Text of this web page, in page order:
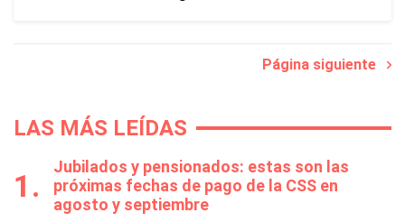
Página siguiente
LAS MÁS LEÍDAS
Jubilados y pensionados: estas son las
próximas fechas de pago de la CSS en
agosto y septiembre